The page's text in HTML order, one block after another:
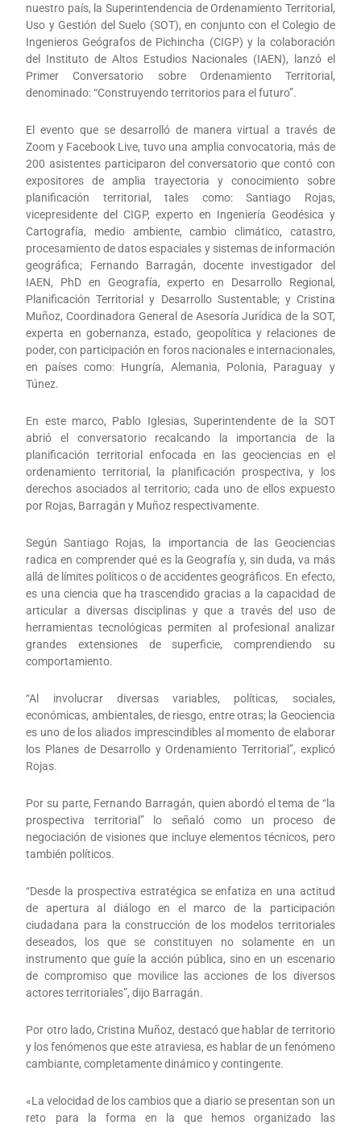
nuestro país, la Superintendencia de Ordenamiento Territorial,
Uso y Gestión del Suelo (SOT), en conjunto con el Colegio de
Ingenieros Geógrafos de Pichincha (CIGP) y la colaboración
del Instituto de Altos Estudios Nacionales (IAEN), lanzó el
Primer Conversatorio sobre Ordenamiento Territorial,
denominado: “Construyendo territorios para el futuro”.
El evento que se desarrolló de manera virtual a través de
Zoom y Facebook Live, tuvo una amplia convocatoria, más de
200 asistentes participaron del conversatorio que contó con
expositores de amplia trayectoria y conocimiento sobre
planificación territorial, tales como: Santiago Rojas,
vicepresidente del CIGP, experto en Ingeniería Geodésica y
Cartografía, medio ambiente, cambio climático, catastro,
procesamiento de datos espaciales y sistemas de información
geográfica; Fernando Barragán, docente investigador del
IAEN, PhD en Geografía, experto en Desarrollo Regional,
Planificación Territorial y Desarrollo Sustentable; y Cristina
Muñoz, Coordinadora General de Asesoría Jurídica de la SOT,
experta en gobernanza, estado, geopolítica y relaciones de
poder, con participación en foros nacionales e internacionales,
en países como: Hungría, Alemania, Polonia, Paraguay y
Túnez.
En este marco, Pablo Iglesias, Superintendente de la SOT
abrió el conversatorio recalcando la importancia de la
planificación territorial enfocada en las geociencias en el
ordenamiento territorial, la planificación prospectiva, y los
derechos asociados al territorio; cada uno de ellos expuesto
por Rojas, Barragán y Muñoz respectivamente.
Según Santiago Rojas, la importancia de las Geociencias
radica en comprender qué es la Geografía y, sin duda, va más
allá de límites políticos o de accidentes geográficos. En efecto,
es una ciencia que ha trascendido gracias a la capacidad de
articular a diversas disciplinas y que a través del uso de
herramientas tecnológicas permiten al profesional analizar
grandes extensiones de superficie, comprendiendo su
comportamiento.
“Al involucrar diversas variables, políticas, sociales,
económicas, ambientales, de riesgo, entre otras; la Geociencia
es uno de los aliados imprescindibles al momento de elaborar
los Planes de Desarrollo y Ordenamiento Territorial”, explicó
Rojas.
Por su parte, Fernando Barragán, quien abordó el tema de “la
prospectiva territorial” lo señaló como un proceso de
negociación de visiones que incluye elementos técnicos, pero
también políticos.
“Desde la prospectiva estratégica se enfatiza en una actitud
de apertura al diálogo en el marco de la participación
ciudadana para la construcción de los modelos territoriales
deseados, los que se constituyen no solamente en un
instrumento que guíe la acción pública, sino en un escenario
de compromiso que movilice las acciones de los diversos
actores territoriales”, dijo Barragán.
Por otro lado, Cristina Muñoz, destacó que hablar de territorio
y los fenómenos que este atraviesa, es hablar de un fenómeno
cambiante, completamente dinámico y contingente.
«La velocidad de los cambios que a diario se presentan son un
reto para la forma en la que hemos organizado las